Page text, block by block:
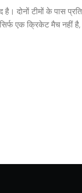
दोनों टीमों के पास
एक क्रिकेट मैच नहीं है,